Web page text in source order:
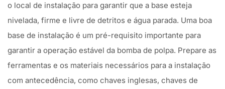
o local de instalação para garantir que a base esteja
nivelada, firme e livre de detritos e água parada. Uma boa
base de instalação é um pré-requisito importante para
garantir a operação estável da bomba de polpa. Prepare as
ferramentas e os materiais necessários para a instalação
com antecedência, como chaves inglesas, chaves de